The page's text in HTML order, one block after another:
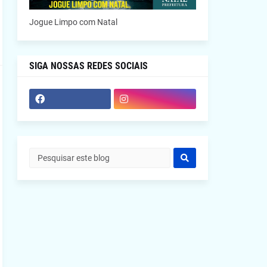
Jogue Limpo com Natal
SIGA NOSSAS REDES SOCIAIS